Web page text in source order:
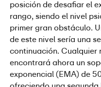
posición de desafiar el
rango, siendo el nivel
primer gran obstáculo.
de este nivel sería una
continuación. Cualquier
encontrará ahora un
exponencial (EMA) de